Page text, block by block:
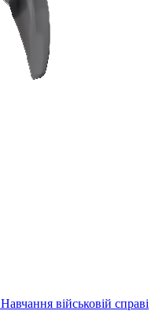
Навчання військовій справі